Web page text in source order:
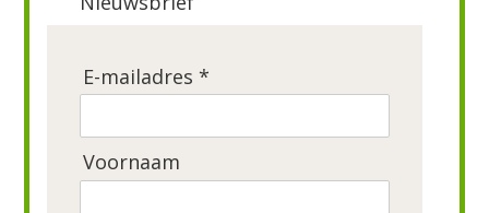
E-mailadres *
Voornaam